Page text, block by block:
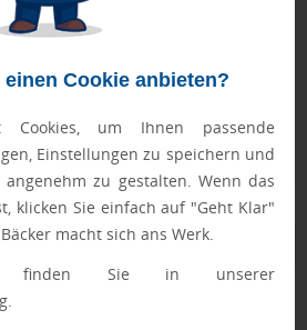
Cookie anbieten?
Cookies, um Ihnen passende
Einstellungen zu speichern und
zu gestalten. Wenn das
klicken Sie einfach auf "Geht Klar"
macht sich ans Werk.
finden Sie in unserer
Mehr erfahren